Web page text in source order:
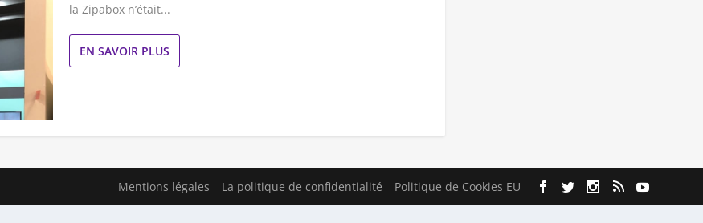
la Zipabox n’était...
EN SAVOIR PLUS
Mentions légales La politique de confidentialité Politique de Cookies EU